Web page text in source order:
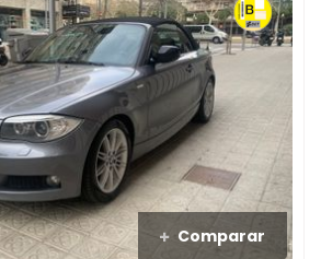
Comparar